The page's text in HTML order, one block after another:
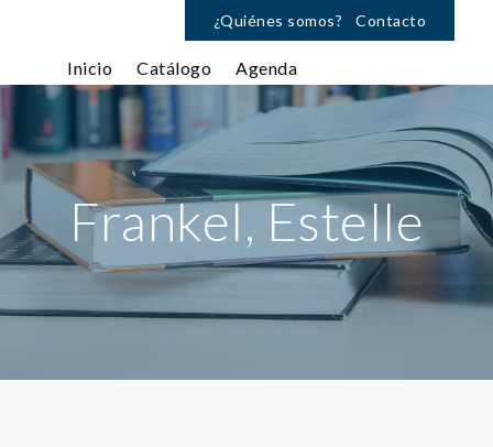
¿Quiénes somos? Contacto
Inicio Catálogo Agenda
Frankel, Estelle